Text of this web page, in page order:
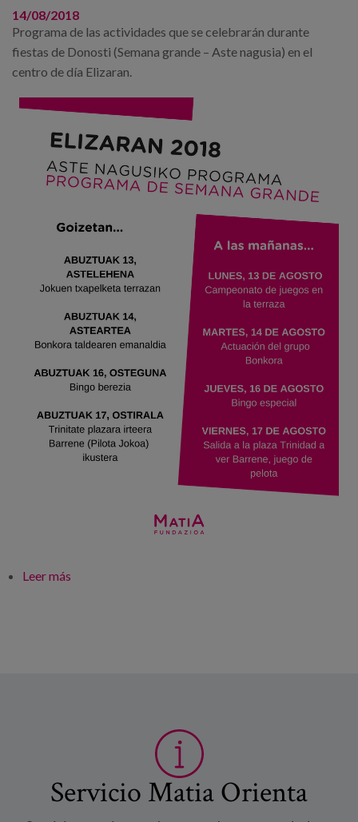
14/08/2018
Programa de las actividades que se celebrarán durante
fiestas de Donosti (Semana grande – Aste nagusia) en el
centro de día Elizaran.
Leer más
Servicio Matia Orienta